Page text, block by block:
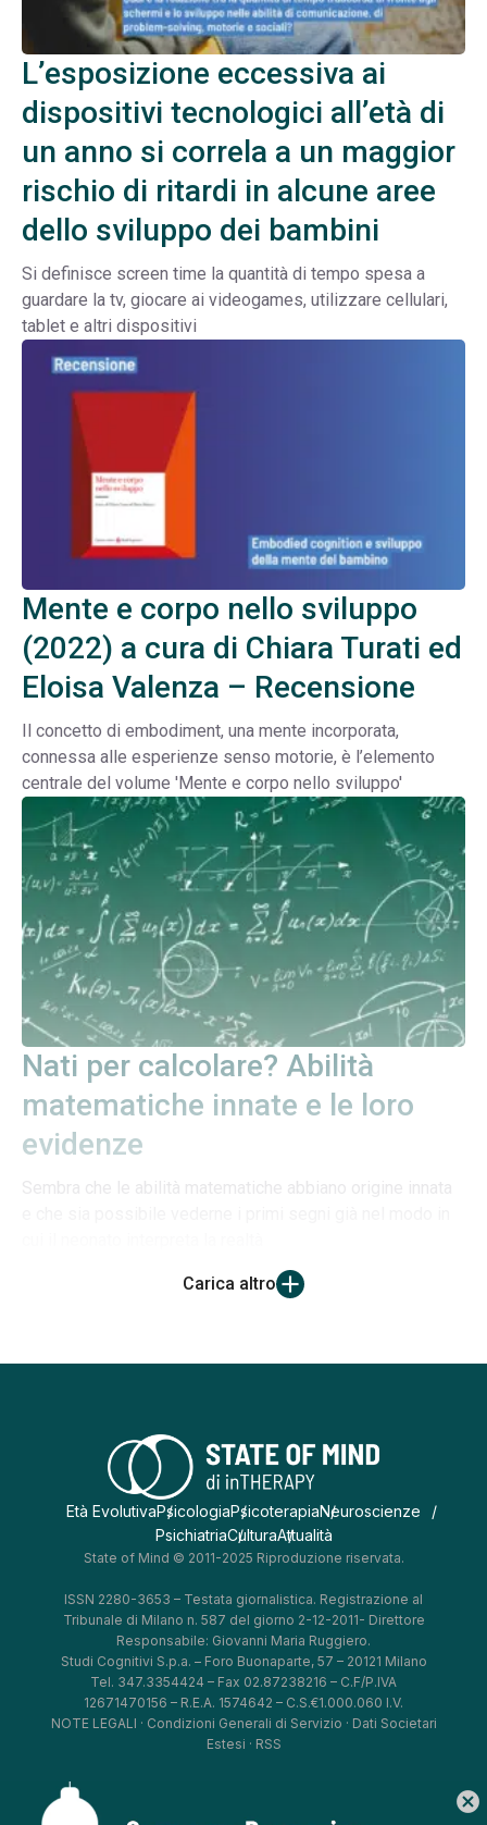
L’esposizione eccessiva ai
dispositivi tecnologici all’età di
un anno si correla a un maggior
rischio di ritardi in alcune aree
dello sviluppo dei bambini
Si definisce screen time la quantità di tempo spesa a
guardare la tv, giocare ai videogames, utilizzare cellulari,
tablet e altri dispositivi
Mente e corpo nello sviluppo
(2022) a cura di Chiara Turati ed
Eloisa Valenza – Recensione
Il concetto di embodiment, una mente incorporata,
connessa alle esperienze senso motorie, è l’elemento
centrale del volume 'Mente e corpo nello sviluppo'
Nati per calcolare? Abilità
matematiche innate e le loro
evidenze
Sembra che le abilità matematiche abbiano origine innata
Carica altro
Età EvolutivaPsicologiaPsicoterapiaNeuroscienze
PsichiatriaCulturaAttualità
State of Mind © 2011-2025 Riproduzione riservata.
ISSN 2280-3653 – Testata giornalistica. Registrazione al
Tribunale di Milano n. 587 del giorno 2-12-2011- Direttore
Responsabile: Giovanni Maria Ruggiero.
Studi Cognitivi S.p.a. – Foro Buonaparte, 57 – 20121 Milano
Tel. 347.3354424 – Fax 02.87238216 – C.F/P.IVA
12671470156 – R.E.A. 1574642 – C.S.€1.000.060 I.V.
NOTE LEGALI · Condizioni Generali di Servizio · Dati Societari
Estesi · RSS
cancel